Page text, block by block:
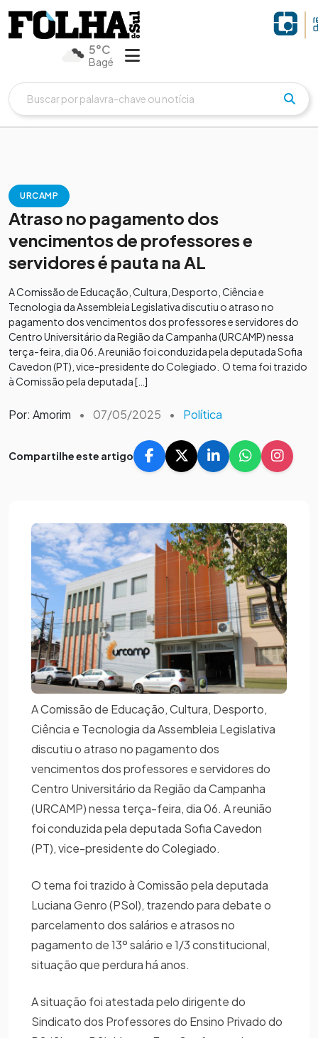
5°C
Bagé
URCAMP
Atraso no pagamento dos
vencimentos de professores e
servidores é pauta na AL
A Comissão de Educação, Cultura, Desporto, Ciência e
Tecnologia da Assembleia Legislativa discutiu o atraso no
pagamento dos vencimentos dos professores e servidores do
Centro Universitário da Região da Campanha (URCAMP) nessa
terça-feira, dia 06. A reunião foi conduzida pela deputada Sofia
Cavedon (PT), vice-presidente do Colegiado. O tema foi trazido
à Comissão pela deputada […]
Por: Amorim • 07/05/2025 • Política
Compartilhe este artigo
A Comissão de Educação, Cultura, Desporto,
Ciência e Tecnologia da Assembleia Legislativa
discutiu o atraso no pagamento dos
vencimentos dos professores e servidores do
Centro Universitário da Região da Campanha
(URCAMP) nessa terça-feira, dia 06. A reunião
foi conduzida pela deputada Sofia Cavedon
(PT), vice-presidente do Colegiado.
O tema foi trazido à Comissão pela deputada
Luciana Genro (PSol), trazendo para debate o
parcelamento dos salários e atrasos no
pagamento de 13º salário e 1/3 constitucional,
situação que perdura há anos.
A situação foi atestada pelo dirigente do
Sindicato dos Professores do Ensino Privado do